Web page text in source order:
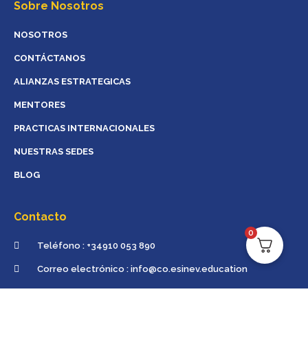
Sobre Nosotros
NOSOTROS
CONTÁCTANOS
ALIANZAS ESTRATEGICAS
MENTORES
PRACTICAS INTERNACIONALES
NUESTRAS SEDES
BLOG
Contacto
Teléfono : +34910 053 890
Correo electrónico : info@co.esinev.education
0